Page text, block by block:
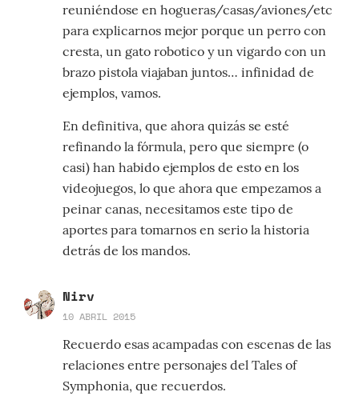
reuniéndose en hogueras/casas/aviones/etc
para explicarnos mejor porque un perro con
cresta, un gato robotico y un vigardo con un
brazo pistola viajaban juntos… infinidad de
ejemplos, vamos.
En definitiva, que ahora quizás se esté
refinando la fórmula, pero que siempre (o
casi) han habido ejemplos de esto en los
videojuegos, lo que ahora que empezamos a
peinar canas, necesitamos este tipo de
aportes para tomarnos en serio la historia
detrás de los mandos.
Nirv
10 ABRIL 2015
Recuerdo esas acampadas con escenas de las
relaciones entre personajes del Tales of
Symphonia, que recuerdos.